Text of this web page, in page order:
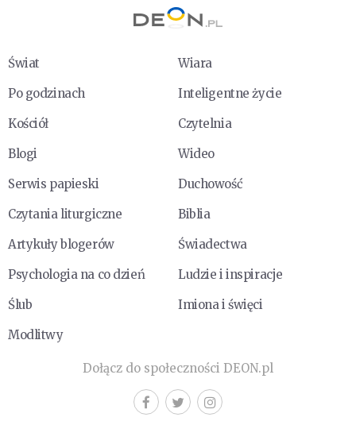
Świat
Wiara
Po godzinach
Inteligentne życie
Kościół
Czytelnia
Blogi
Wideo
Serwis papieski
Duchowość
Czytania liturgiczne
Biblia
Artykuły blogerów
Świadectwa
Psychologia na co dzień
Ludzie i inspiracje
Ślub
Imiona i święci
Modlitwy
Dołącz do społeczności DEON.pl